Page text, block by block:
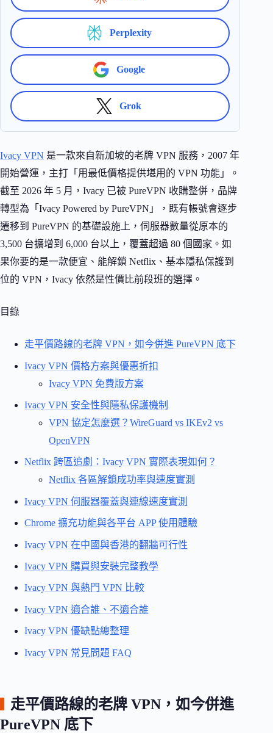
Perplexity
Google
Grok
Ivacy VPN 是一款來自新加坡的老牌 VPN 服務，2007 年
開始營運，主打「用最低價格提供堪用的 VPN 功能」。
截至 2026 年 5 月，Ivacy 已被 PureVPN 收購整併，品牌
轉型為「Ivacy Powered by PureVPN」，既有帳號會逐步
遷移到 PureVPN 的基礎設施上，伺服器數量從原本的
3,500 台擴增到 6,000 台以上，覆蓋超過 80 個國家。如
果你要的是一款便宜、能解鎖 Netflix、基本隱私保護到
位的 VPN，Ivacy 依然是性價比前段班的選擇。
目錄
走平價路線的老牌 VPN，如今併進 PureVPN 底下
Ivacy VPN 價格方案與優惠折扣
Ivacy VPN 免費版方案
Ivacy VPN 安全性與隱私保護機制
VPN 協定怎麼選？WireGuard vs IKEv2 vs
OpenVPN
Netflix 跨區追劇：Ivacy VPN 實際表現如何？
Netflix 各區解鎖成功率與速度實測
Ivacy VPN 伺服器覆蓋與連線速度實測
Chrome 擴充功能與各平台 APP 使用體驗
Ivacy VPN 在中國與香港的翻牆可行性
Ivacy VPN 購買與安裝完整教學
Ivacy VPN 與熱門 VPN 比較
Ivacy VPN 適合誰、不適合誰
Ivacy VPN 優缺點總整理
Ivacy VPN 常見問題 FAQ
走平價路線的老牌 VPN，如今併進
PureVPN 底下